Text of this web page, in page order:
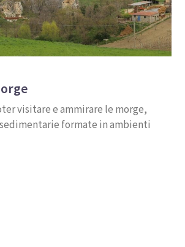
visitare e ammirare le morge,
formate in ambienti